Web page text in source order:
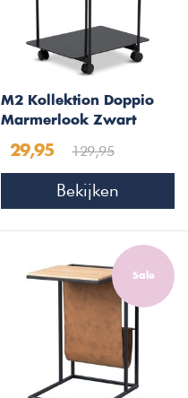
M2 Kollektion Doppio
Marmerlook Zwart
29,95 129,95
Bekijken
Sale